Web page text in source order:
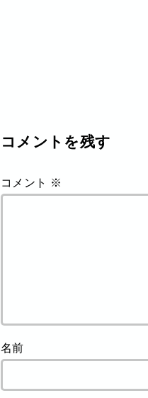
コメントを残す
コメント ※
名前